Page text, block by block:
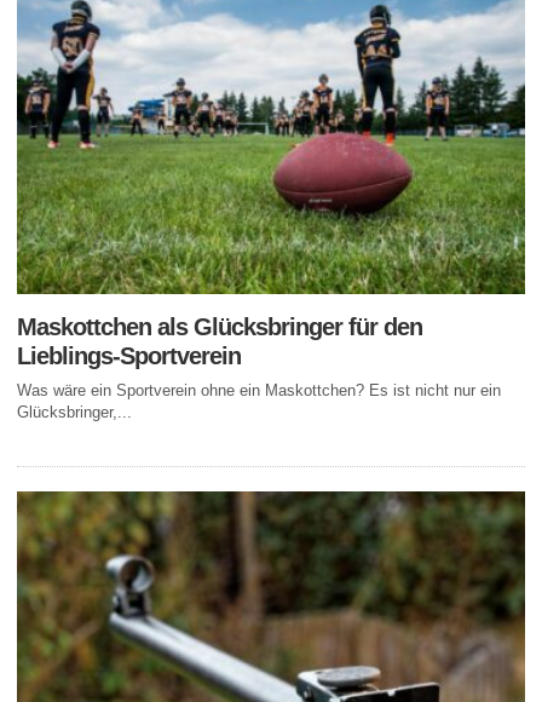
Maskottchen als Glücksbringer für den
Lieblings-Sportverein
Was wäre ein Sportverein ohne ein Maskottchen? Es ist nicht nur ein
Glücksbringer,...